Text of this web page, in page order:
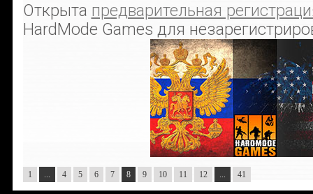
Открыта предварительная
HardMode Games для
1 ... 4 5 6 7 8 9 10 11 12 ... 41